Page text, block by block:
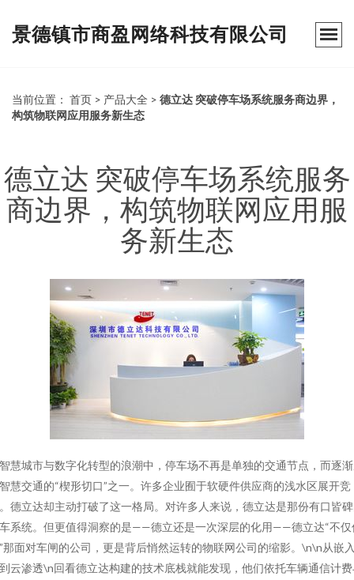
景德镇市商盈网络科技有限公司
当前位置： 首页 > 产品大全 > 德立达 突破停车场系统服务商边界，
构筑物联网应用服务新生态
德立达 突破停车场系统服务
商边界，构筑物联网应用服
务新生态
慧城市与数字化转型的浪潮中，停车场不再是单独的交通节点，而逐
慧交通的“楔形切口”之一。许多企业囿于软硬件供应商的浅水区展开竞
德立达却主动打破了这一格局。对许多人来说，德立达是那份有口皆
系统。但更值得洞察的是——德立还是一次深层的化用——德立达“不仅
那面对车闸的公司，更是背后悄然运转的物联网公司的缩影。\n\n从嵌
云渗透\n回看德立达构建的技术底栈就能发现，他们依托车辆通信计